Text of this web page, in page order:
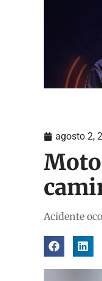
agosto 2,
Acidente